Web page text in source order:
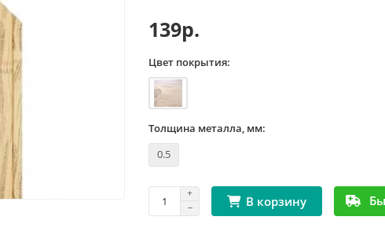
139р.
Цвет покрытия:
Толщина металла, мм:
0.5
В корзину